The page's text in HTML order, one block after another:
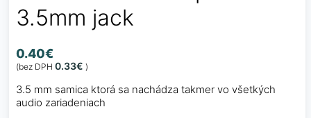
3.5mm jack
0.40€
(bez DPH 0.33€ )
3.5 mm samica ktorá sa nachádza takmer vo všetkých
audio zariadeniach